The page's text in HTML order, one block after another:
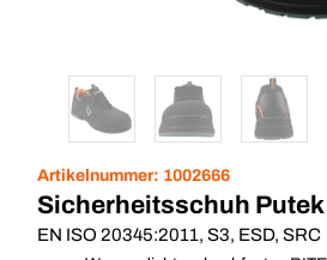
Artikelnummer: 1002666
Sicherheitsschuh Putek
EN ISO 20345:2011, S3, ESD, SRC